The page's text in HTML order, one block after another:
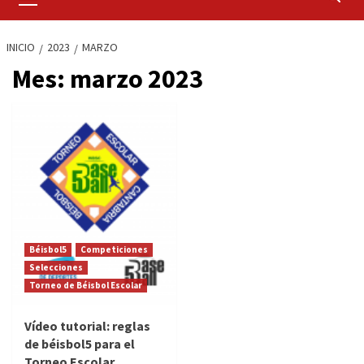
INICIO 2023 MARZO
Mes: marzo 2023
Béisbol5
Competiciones
Selecciones
Torneo de Béisbol Escolar
Vídeo tutorial: reglas
de béisbol5 para el